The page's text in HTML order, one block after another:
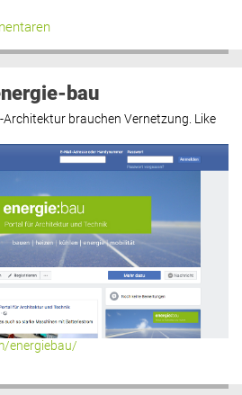
bau
Architektur brauchen Vernetzung. Like
energiebau/